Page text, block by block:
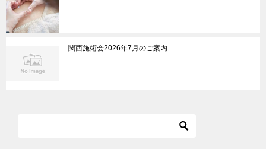
関西施術会2026年7月のご案内